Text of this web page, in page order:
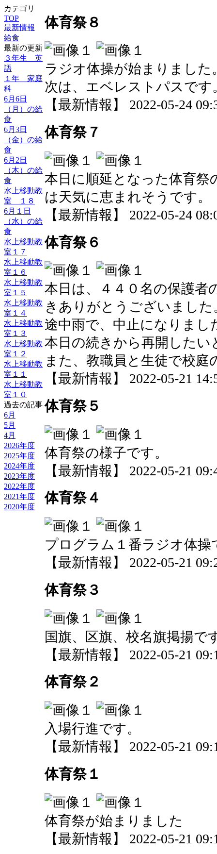
カテゴリ
TOP
最新情報
給食
最新の更新
３年生 英
語
１年 家庭
科
6月6日
（月）の給
食
6月3日
（金）の給
食
6月2日
（木）の給
食
水上移動教
室 １８
6月１日
（水）の給
食
水上移動教
室１７
水上移動教
室１６
水上移動教
室１５
水上移動教
室１４
水上移動教
室１３
水上移動教
室１２
水上移動教
室１１
水上移動教
室１０
過去の記事
6月
5月
4月
2026年度
2025年度
2024年度
2023年度
2022年度
2021年度
2020年度
体育祭８
ラジオ体操が始まりました
次は、エベレストパスです
【最新情報】 2022-05-24
体育祭７
本日に順延となった体育祭
は天気に恵まれそうです。
【最新情報】 2022-05-24
体育祭６
本日は、４４０名の保護者
きありがとうございました
途中雨で、中止になりまし
本日の続きから再開したい
また、教職員と生徒で校
【最新情報】 2022-05-21
体育祭５
体育祭の様子です。
【最新情報】 2022-05-21
体育祭４
プログラム１番ラジオ体操
【最新情報】 2022-05-21
体育祭３
国旗、区旗、校名旗掲揚で
【最新情報】 2022-05-21
体育祭２
入場行進です。
【最新情報】 2022-05-21
体育祭１
体育祭が始まりました
【最新情報】 2022-05-21